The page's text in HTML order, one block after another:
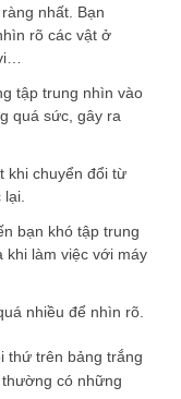
nhất. Bạn
rõ các vật ở
tập trung nhìn vào
quá sức, gây ra
khi chuyển đổi từ
bạn khó tập trung
khi làm việc với máy
nhiều để nhìn rõ.
thứ trên bảng trắng
có những